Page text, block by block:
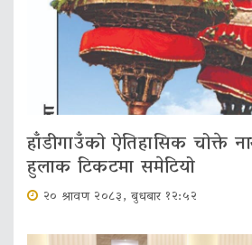
हाँडीगाउँको ऐतिहासिक चोक्ते
हुलाक टिकटमा समेटियो
२० श्रावण २०८३, बुधबार १२:५२